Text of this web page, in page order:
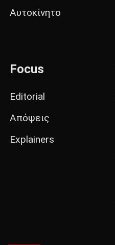
Αυτοκίνητο
Focus
Editorial
Απόψεις
Explainers